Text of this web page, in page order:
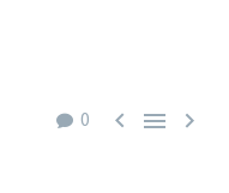
0   